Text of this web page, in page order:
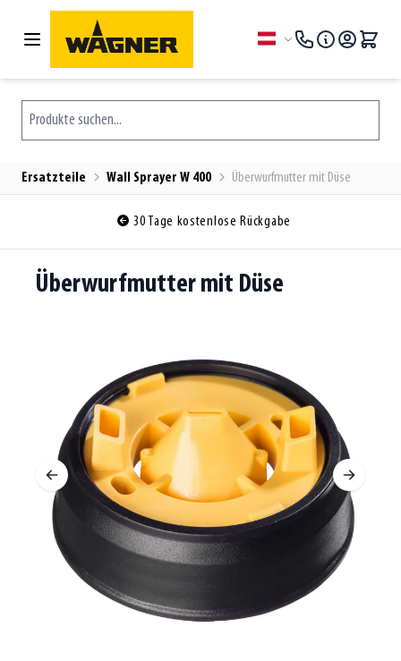
Zum Inhalt springen
Sprache
Produkte suchen...
Ersatzteile Wall Sprayer W 400 Überwurfmutter mit Düse
30 Tage kostenlose Rückgabe
Überwurfmutter mit Düse